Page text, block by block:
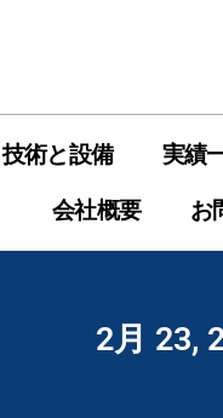
技術と設備 実績
会社概要
お
2月 23,